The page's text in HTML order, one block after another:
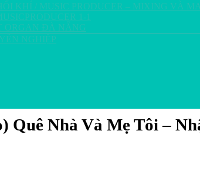
KHÍ / MUSIC PRODUCER – MIXING VÀ
1-1
ORGAN ĐÀ NẴNG
NGHIỆP
Quê Nhà Và Mẹ Tôi –